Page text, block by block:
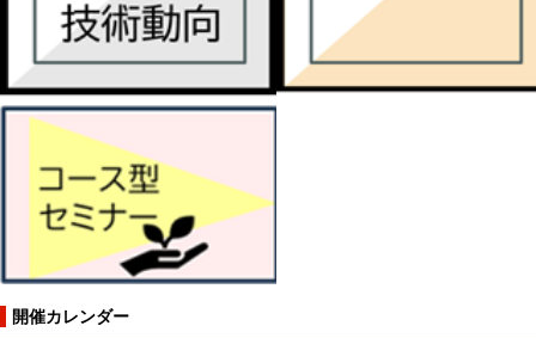
開催カレンダー